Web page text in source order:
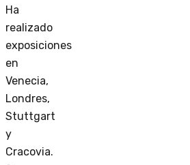
Ha
realizado
exposiciones
en
Venecia,
Londres,
Stuttgart
y
Cracovia.